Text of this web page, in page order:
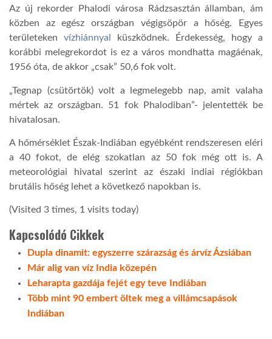
AFRIKA TUDÁSTÁR
A NAP SZÉPE
LINKTR.EE
GLOBOZSARU
DOBRAVERO.HU
Az új rekorder Phalodi városa Rádzsasztán államban, ám
közben az egész országban végigsöpör a hőség. Egyes
területeken vízhiánnyal
küszködnek. Érdekesség, hogy a
korábbi melegrekordot is ez a város mondhatta magáénak,
1956 óta, de akkor „csak” 50,6 fok volt.
„Tegnap (csütörtök) volt a legmelegebb nap, amit valaha
mértek az országban. 51 fok Phalodiban”- jelentették be
hivatalosan.
A hőmérséklet Észak-Indiában egyébként rendszeresen eléri
a 40 fokot, de elég szokatlan az 50 fok még ott is. A
meteorológiai hivatal szerint az északi indiai régiókban
brutális hőség lehet a következő napokban is.
(Visited 3 times, 1 visits today)
Kapcsolódó Cikkek
Dupla dinamit: egyszerre szárazság és árvíz Ázsiában
Már alig van víz India közepén
Leharapta gazdája fejét egy teve Indiában
Több mint 90 embert öltek meg a villámcsapások
Indiában